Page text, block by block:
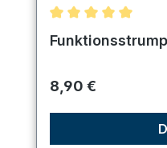
Durchschnittliche
Regulärer Preis:
8,90 €